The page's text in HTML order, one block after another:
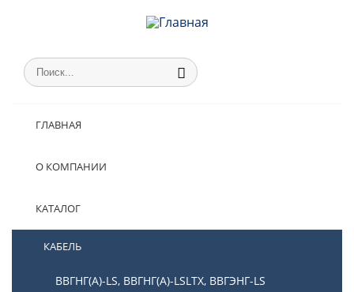
ГЛАВНАЯ
О КОМПАНИИ
КАТАЛОГ
КАБЕЛЬ
ВВГНГ(А)-LS, ВВГНГ(А)-LSLTX, ВВГЭНГ-LS